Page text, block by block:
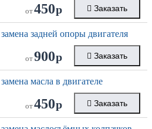
от450р Заказать
замена задней опоры двигателя
от900р Заказать
замена масла в двигателе
от450р Заказать